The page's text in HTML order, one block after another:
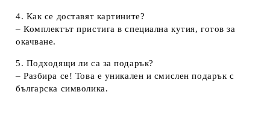
4. Как се доставят картините?
– Комплектът пристига в специална кутия, готов за
окачване.
5. Подходящи ли са за подарък?
– Разбира се! Това е уникален и смислен подарък с
българска символика.